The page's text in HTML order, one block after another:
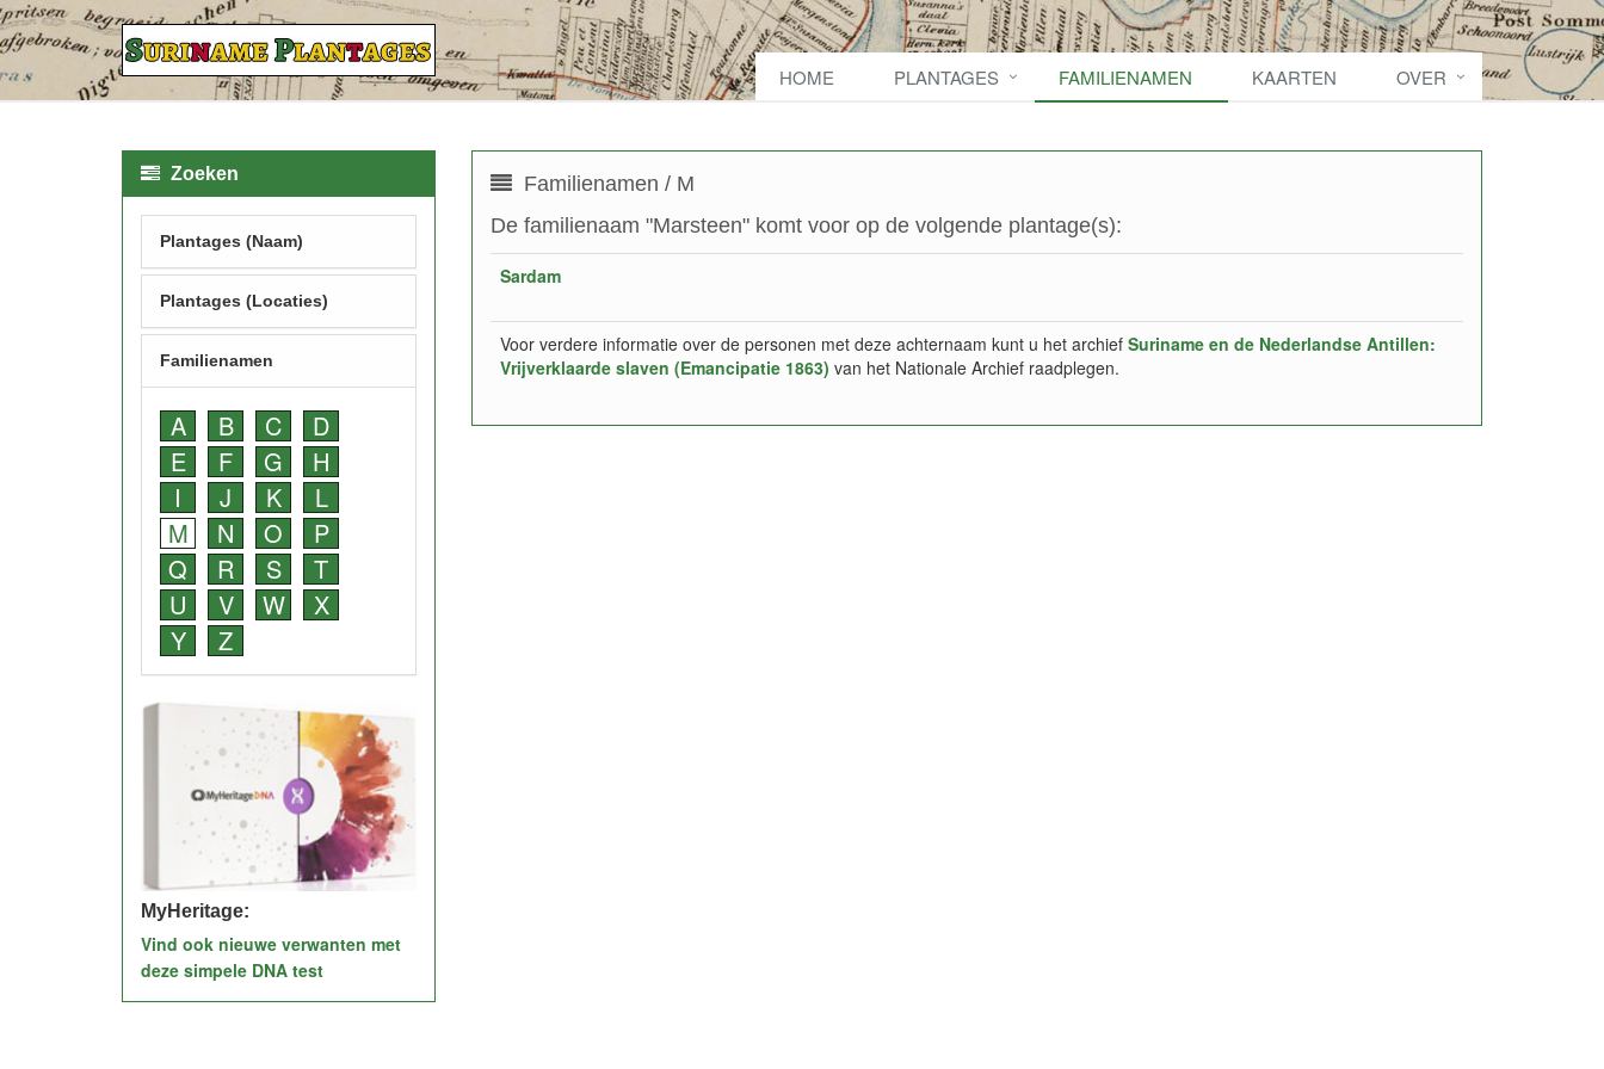
HOME PLANTAGES FAMILIENAMEN KAARTEN OVER
Familienamen / M
De familienaam "Marsteen" komt voor op de volgende plantage(s):
Sardam
Voor verdere informatie over de personen met deze achternaam kunt u het archief Suriname en de Nederlandse Antillen:
Vrijverklaarde slaven (Emancipatie 1863) van het Nationale Archief raadplegen.
Zoeken
Plantages (Naam)
Plantages (Locaties)
Familienamen
A B C
D
E
F G
H
I
J K
L
M
N O
P
Q
R S
T
U
V W
X
Y
Z
MyHeritage:
Vind ook nieuwe verwanten met
deze simpele DNA test